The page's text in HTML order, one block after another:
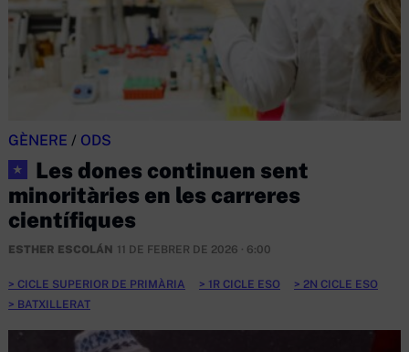
GÈNERE / ODS
★
Les dones continuen sent
minoritàries en les carreres
científiques
ESTHER ESCOLÁN 11 DE FEBRER DE 2026 · 6:00
CICLE SUPERIOR DE PRIMÀRIA 1R CICLE ESO
2N CICLE ESO
BATXILLERAT